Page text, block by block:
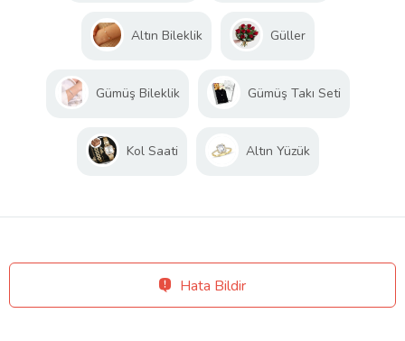
Altın Bileklik Güller
Gümüş Bileklik Gümüş Takı Seti
Kol Saati Altın Yüzük
Hata Bildir